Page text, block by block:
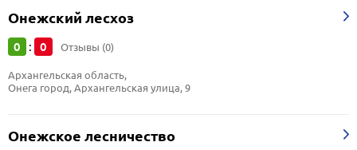
Онежский лесхоз
0 : 0 Отзывы (0)
Архангельская область,
Онега город, Архангельская улица, 9
Онежское лесничество